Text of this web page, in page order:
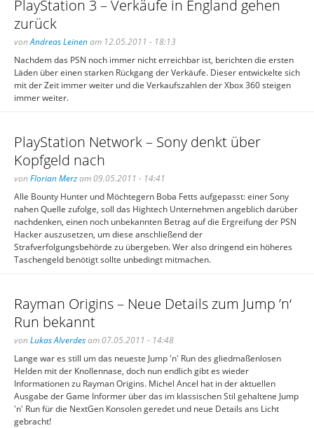
PlayStation 3 – Verkäufe in England gehen
zurück
vonAndreas Leinenam 12.05.2011 - 18:13
Nachdem das PSN noch immer nicht erreichbar ist, berichten die ersten
Läden über einen starken Rückgang der Verkäufe. Dieser entwickelte sich
mit der Zeit immer weiter und die Verkaufszahlen der Xbox 360 steigen
immer weiter.
PlayStation Network – Sony denkt über
Kopfgeld nach
von Florian Merzam 09.05.2011 - 14:41
Alle Bounty Hunter und Möchtegern Boba Fetts aufgepasst: einer Sony
nahen Quelle zufolge, soll das Hightech Unternehmen angeblich darüber
nachdenken, einen noch unbekannten Betrag auf die Ergreifung der PSN
Hacker auszusetzen, um diese anschließend der
Strafverfolgungsbehörde zu übergeben. Wer also dringend ein höheres
Taschengeld benötigt sollte unbedingt mitmachen.
Rayman Origins – Neue Details zum Jump ’n‘
Run bekannt
von Lukas Alverdesam 07.05.2011 - 14:48
Lange war es still um das neueste Jump 'n' Run des gliedmaßenlosen
Helden mit der Knollennase, doch nun endlich gibt es wieder
Informationen zu Rayman Origins. Michel Ancel hat in der aktuellen
Ausgabe der Game Informer über das im klassischen Stil gehaltene Jump
'n' Run für die NextGen Konsolen geredet und neue Details ans Licht
gebracht!